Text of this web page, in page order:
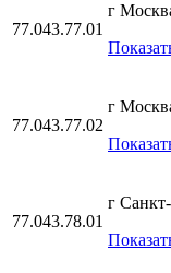
77.043.77.01
г
77.043.77.02
г
77.043.78.01
г